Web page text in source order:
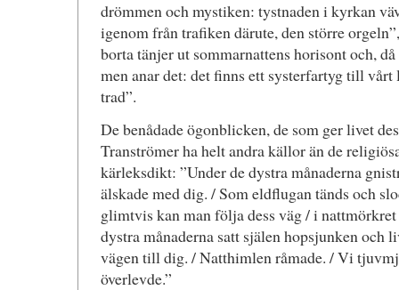
drömmen och mystiken: tystnaden i kyrkan
igenom från trafiken därute, den större
borta tänjer ut sommarnattens horisont och,
men anar det: det finns ett systerfartyg till vårt
trad”.
De benådade ögonblicken, de som ger livet
Tranströmer ha helt andra källor än de
kärleksdikt: ”Under de dystra månaderna
älskade med dig. / Som eldflugan tänds och
glimtvis kan man följa dess väg / i
dystra månaderna satt själen hopsjunken och
vägen till dig. / Natthimlen råmade. / Vi
överlevde.”